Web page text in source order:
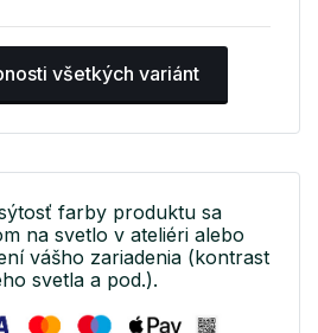
všetkých variánt
farby produktu sa
na svetlo v ateliéri alebo
vášho zariadenia (kontrast
svetla a pod.).